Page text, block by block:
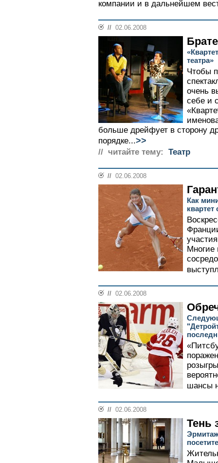
компании и в дальнейшем
// 02.06.2008
театра»
Чтобы
очень
себе и
больше дрейфует в сторону
порядке...>>
// читайте тему: Театр
// 02.06.2008
Как
Многие
// 02.06.2008
шансы
// 02.06.2008
Тень